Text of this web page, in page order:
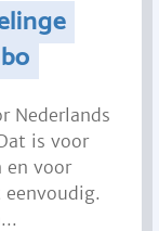
Nederlands
is voor
en voor
eenvoudig.